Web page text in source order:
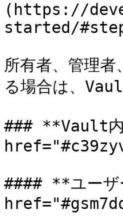
(https://
started/
所有者、管理
る場合は、
### **Vault内
#### **ユーザ